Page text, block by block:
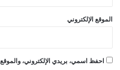
الموقع الإلكتروني
احفظ اسمي، بريدي الإلكتروني،